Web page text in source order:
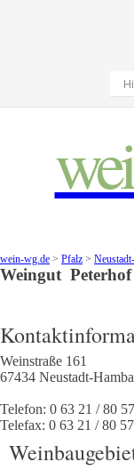
wein-wg.de > Pfalz >
Weingut Peterhof
Weinstraße 161
67434 Neustadt-
Telefon: 0 63 21 / 80
Telefax: 0 63 21 / 80